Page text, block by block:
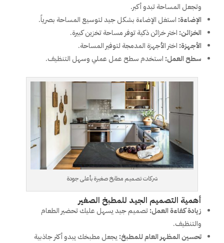
وتجعل المساحة تبدو أكبر.
الإضاءة: استغل الإضاءة بشكل جيد لتوسيع المساحة بصرياً.
الخزائن: اختر خزائن ذكية توفر مساحة تخزين كبيرة.
الأجهزة: اختر الأجهزة المدمجة لتوفير المساحة.
سطح العمل: استخدم سطح عمل عملي وسهل التنظيف.
شركات تصميم مطابخ صغيرة بأعلى جودة
أهمية التصميم الجيد للمطبخ الصغير
زيادة كفاءة العمل:تصميم جيد يسهل عليك تحضير الطعام
والتنظيف.
تحسين المظهر العام للمطبخ:يجعل مطبخك يبدو أكثر جاذبية